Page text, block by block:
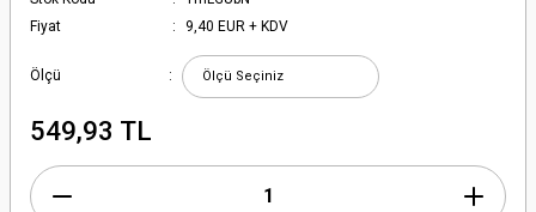
Fiyat
9,40 EUR + KDV
Ölçü
549,93 TL